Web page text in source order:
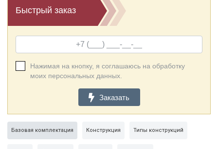
Быстрый заказ
Нажимая на кнопку, я соглашаюсь на обработку
моих персональных данных.
Заказать
Базовая комплектация Конструкция Типы конструкций